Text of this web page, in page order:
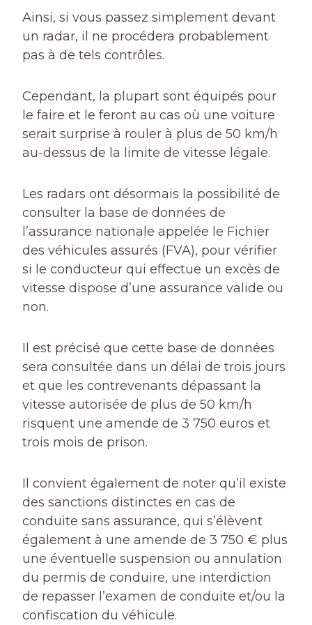
Ainsi, si vous passez simplement devant
un radar, il ne procédera probablement
pas à de tels contrôles.
Cependant, la plupart sont équipés pour
le faire et le feront au cas où une voiture
serait surprise à rouler à plus de 50 km/h
au-dessus de la limite de vitesse légale.
Les radars ont désormais la possibilité de
consulter la base de données de
l’assurance nationale appelée le Fichier
des véhicules assurés (FVA), pour vérifier
si le conducteur qui effectue un excès de
vitesse dispose d’une assurance valide ou
non.
Il est précisé que cette base de données
sera consultée dans un délai de trois jours
et que les contrevenants dépassant la
vitesse autorisée de plus de 50 km/h
risquent une amende de 3 750 euros et
trois mois de prison.
Il convient également de noter qu’il existe
des sanctions distinctes en cas de
conduite sans assurance, qui s’élèvent
également à une amende de 3 750 € plus
une éventuelle suspension ou annulation
du permis de conduire, une interdiction
de repasser l’examen de conduite et/ou la
confiscation du véhicule.